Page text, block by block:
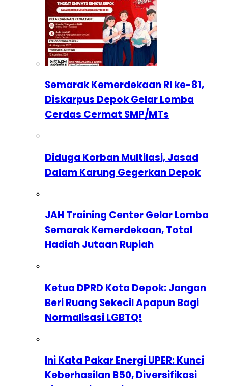
Semarak Kemerdekaan RI ke-81,
Diskarpus Depok Gelar Lomba
Cerdas Cermat SMP/MTs
Diduga Korban Multilasi, Jasad
Dalam Karung Gegerkan Depok
JAH Training Center Gelar Lomba
Semarak Kemerdekaan, Total
Hadiah Jutaan Rupiah
Ketua DPRD Kota Depok: Jangan
Beri Ruang Sekecil Apapun Bagi
Normalisasi LGBTQ!
Ini Kata Pakar Energi UPER: Kunci
Keberhasilan B50, Diversifikasi